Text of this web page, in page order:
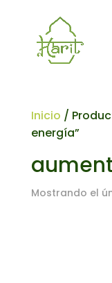
Inicio /
energía”
Mostrando el